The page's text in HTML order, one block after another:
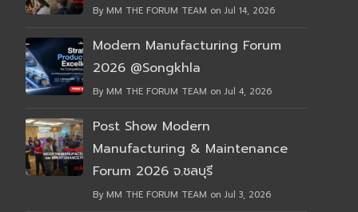
By MM THE FORUM TEAM on Jul 14, 2026
Modern Manufacturing Forum
2026 @Songkhla
By MM THE FORUM TEAM on Jul 4, 2026
Post Show Modern
Manufacturing & Maintenance
Forum 2026 จ.ชลบุรี
By MM THE FORUM TEAM on Jul 3, 2026